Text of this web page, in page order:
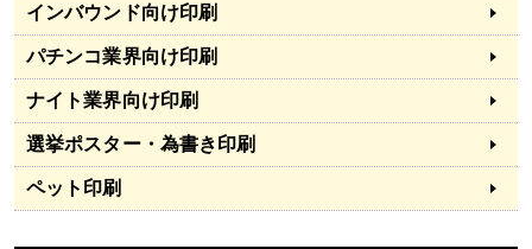
インバウンド向け印刷
パチンコ業界向け印刷
ナイト業界向け印刷
選挙ポスター・為書き印刷
ペット印刷